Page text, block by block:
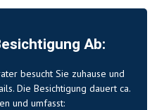
Ab:
besucht Sie zuhause und
Die Besichtigung dauert ca.
und umfasst: